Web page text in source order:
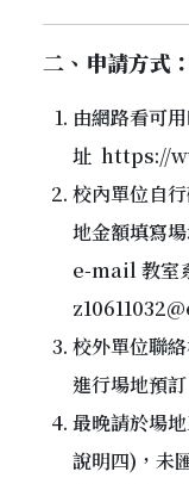
二、申請方式：
由網路看可
址 https://
校內單位自
地金額填寫
e-mail 教室
校外單位聯
進行場地預訂
最晚請於場
說明四)，未